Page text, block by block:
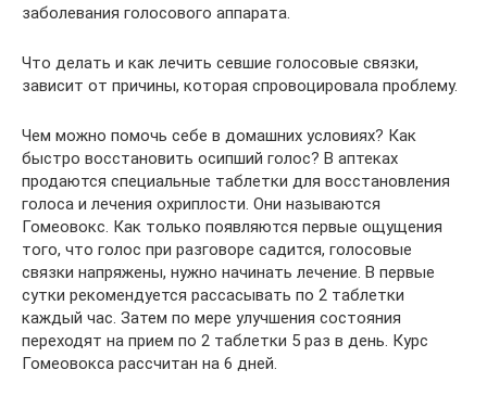
заболевания голосового аппарата.
Что делать и как лечить севшие голосовые связки,
зависит от причины, которая спровоцировала проблему.
Чем можно помочь себе в домашних условиях? Как
быстро восстановить осипший голос? В аптеках
продаются специальные таблетки для восстановления
голоса и лечения охриплости. Они называются
Гомеовокс. Как только появляются первые ощущения
того, что голос при разговоре садится, голосовые
связки напряжены, нужно начинать лечение. В первые
сутки рекомендуется рассасывать по 2 таблетки
каждый час. Затем по мере улучшения состояния
переходят на прием по 2 таблетки 5 раз в день. Курс
Гомеовокса рассчитан на 6 дней.